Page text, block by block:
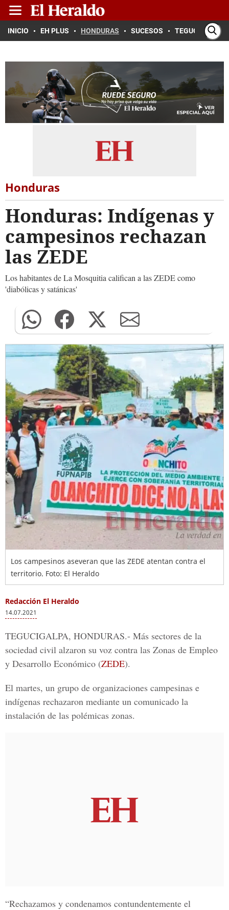
INICIO EH PLUS HONDURAS SUCESOS TEGUCIGALPA
Honduras
Honduras: Indígenas y
campesinos rechazan
las ZEDE
Los habitantes de La Mosquitia califican a las ZEDE como
'diabólicas y satánicas'
Los campesinos aseveran que las ZEDE atentan contra el
territorio. Foto: El Heraldo
Redacción El Heraldo
14.07.2021
TEGUCIGALPA, HONDURAS.- Más sectores de la
sociedad civil alzaron su voz contra las Zonas de Empleo
y Desarrollo Económico (ZEDE).
El martes, un grupo de organizaciones campesinas e
indígenas rechazaron mediante un comunicado la
instalación de las polémicas zonas.
“Rechazamos y condenamos contundentemente el